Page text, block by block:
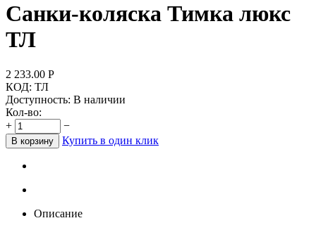
Санки-коляска Тимка люкс
ТЛ
2 233.00 Р
КОД: ТЛ
Доступность: В наличии
Кол-во:
+
−
В корзину Купить в один клик
Описание